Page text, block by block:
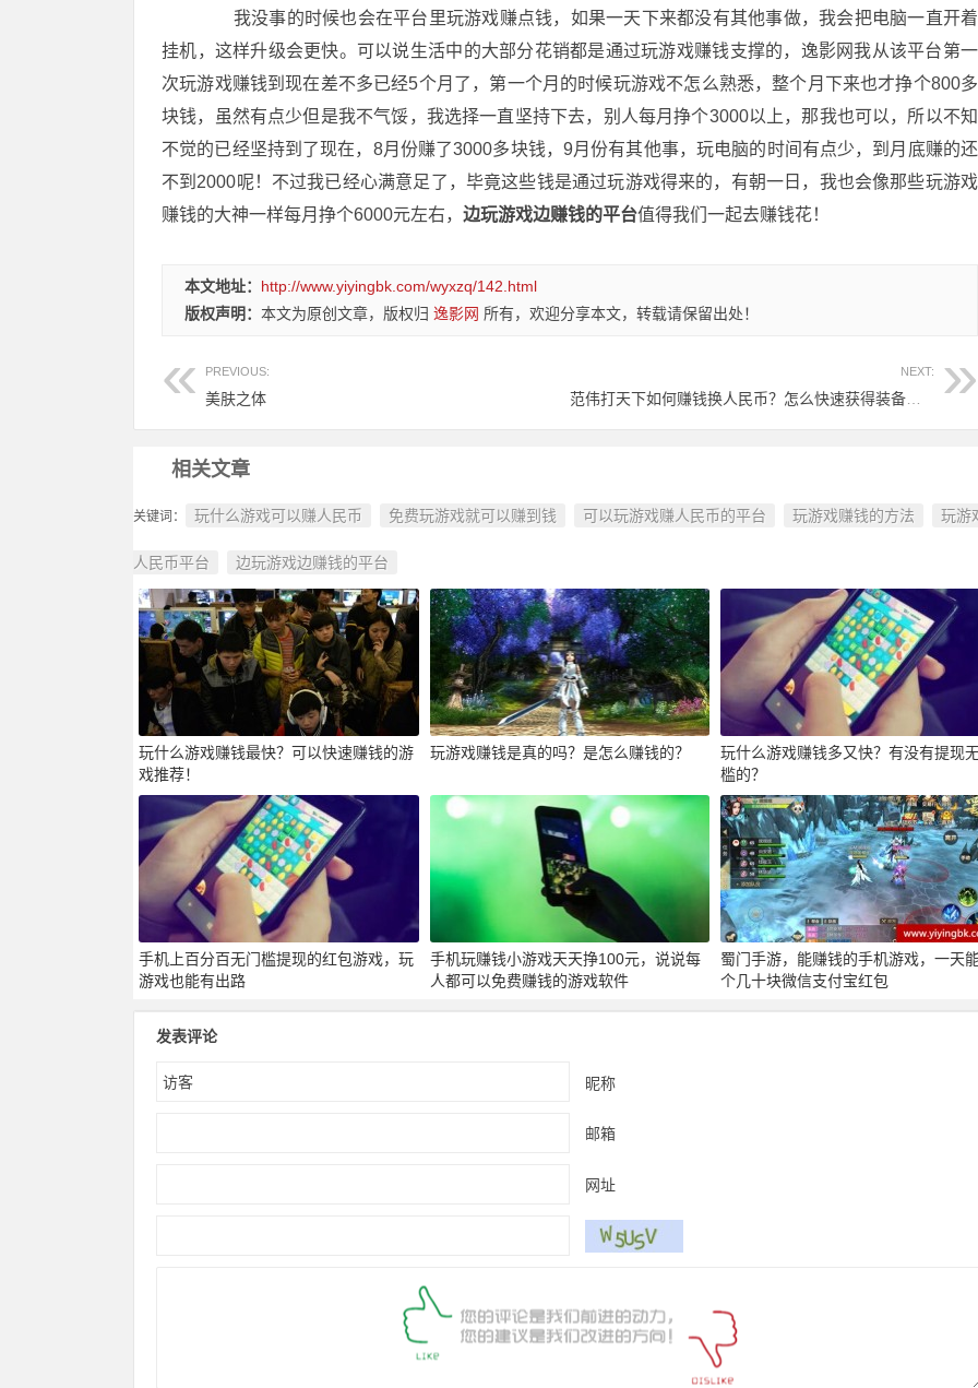
我没事的时候也会在平台里玩游戏赚点钱，如果一天下来都没有其他事做，我会把电脑一直开着
挂机，这样升级会更快。可以说生活中的大部分花销都是通过玩游戏赚钱支撑的，逸影网我从该平台第一
次玩游戏赚钱到现在差不多已经5个月了，第一个月的时候玩游戏不怎么熟悉，整个月下来也才挣个800多
块钱，虽然有点少但是我不气馁，我选择一直坚持下去，别人每月挣个3000以上，那我也可以，所以不知
不觉的已经坚持到了现在，8月份赚了3000多块钱，9月份有其他事，玩电脑的时间有点少，到月底赚的还
不到2000呢！不过我已经心满意足了，毕竟这些钱是通过玩游戏得来的，有朝一日，我也会像那些玩游戏
赚钱的大神一样每月挣个6000元左右， 边玩游戏边赚钱的平台值得我们一起去赚钱花！
本文地址： http://www.yiyingbk.com/wyxzq/142.html
版权声明： 本文为原创文章，版权归 逸影网 所有，欢迎分享本文，转载请保留出处！
PREVIOUS:
美肤之体
NEXT:
相关文章
关键词： 玩什么游戏可以赚人民币 免费玩游戏就可以赚到钱 可以玩游戏赚人民币的平台 玩游戏赚钱的方法 玩游
人民币平台 边玩游戏边赚钱的平台
玩什么游戏赚钱最快？可以快速赚钱的游
戏推荐！
玩游戏赚钱是真的吗？是怎么赚钱的？
玩什么游戏赚钱多又快？有没有提现
槛的？
手机上百分百无门槛提现的红包游戏，玩
游戏也能有出路
手机玩赚钱小游戏天天挣100元，说说每
人都可以免费赚钱的游戏软件
蜀门手游，能赚钱的手机游戏，一天
个几十块微信支付宝红包
发表评论
昵称
邮箱
网址